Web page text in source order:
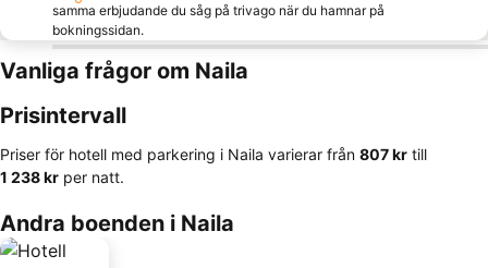
samma erbjudande du såg på trivago när du hamnar på
bokningssidan.
Vanliga frågor om Naila
Prisintervall
Priser för hotell med parkering i Naila varierar från ‎807 kr till
‎1 238 kr per natt.
Andra boenden i Naila